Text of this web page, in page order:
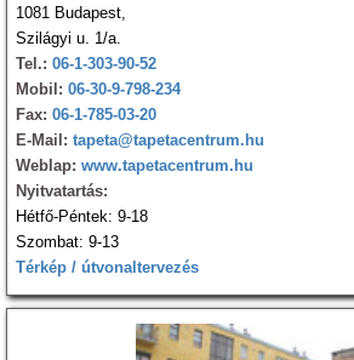
1081 Budapest,
Szilágyi u. 1/a.
Tel.: 06-1-303-90-52
Mobil: 06-30-9-798-234
Fax: 06-1-785-03-20
E-Mail: tapeta@tapetacentrum.hu
Weblap: www.tapetacentrum.hu
Nyitvatartás:
Hétfő-Péntek: 9-18
Szombat: 9-13
Térkép / útvonaltervezés